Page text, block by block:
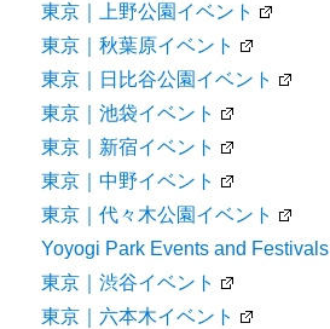
東京｜上野公園イベント
東京｜秋葉原イベント
東京｜日比谷公園イベント
東京｜池袋イベント
東京｜新宿イベント
東京｜中野イベント
東京｜代々木公園イベント
Yoyogi Park Events and Festivals
東京｜渋谷イベント
東京｜六本木イベント